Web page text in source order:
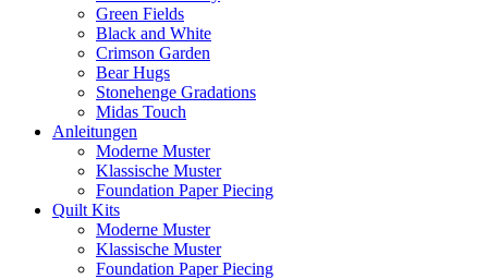
Green Fields
Black and White
Crimson Garden
Bear Hugs
Stonehenge Gradations
Midas Touch
Anleitungen
Moderne Muster
Klassische Muster
Foundation Paper Piecing
Quilt Kits
Moderne Muster
Klassische Muster
Foundation Paper Piecing